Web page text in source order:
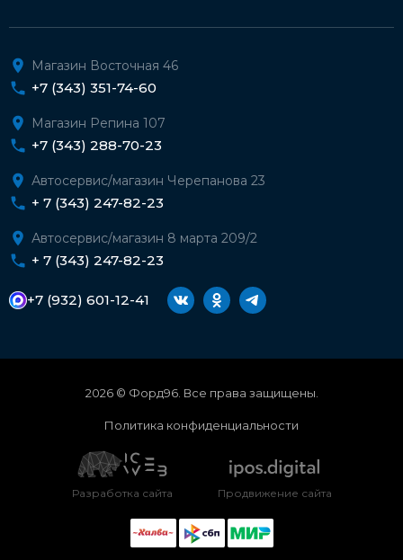
Магазин Восточная 46
+7 (343) 351-74-60
Магазин Репина 107
+7 (343) 288-70-23
Автосервис/магазин Черепанова 23
+ 7 (343) 247-82-23
Автосервис/магазин 8 марта 209/2
+ 7 (343) 247-82-23
+7 (932) 601-12-41
2026 © Форд96. Все права защищены.
Политика конфиденциальности
Разработка сайта Продвижение сайта